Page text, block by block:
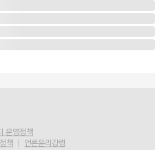
운영정책
책 언론윤리강령